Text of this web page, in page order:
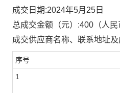
成交日期:2024年5月25日
总成交金额（元）:400 （人民
成交供应商名称、联系地址
序号
1